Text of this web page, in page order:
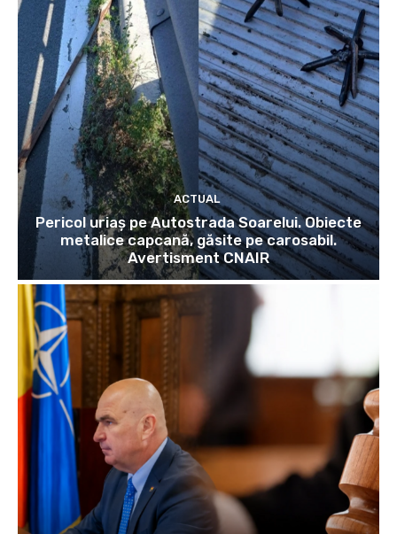
ACTUAL
Pericol uriaș pe Autostrada Soarelui. Obiecte
metalice capcană, găsite pe carosabil.
Avertisment CNAIR